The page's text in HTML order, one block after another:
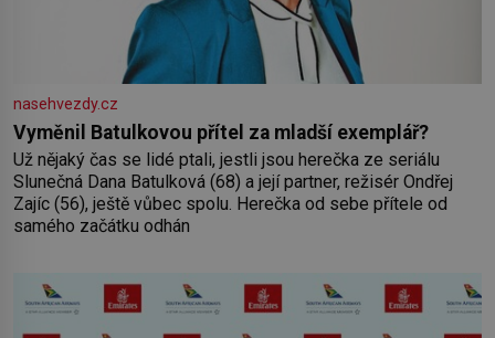
nasehvezdy.cz
Vyměnil Batulkovou přítel za mladší exemplář?
Už nějaký čas se lidé ptali, jestli jsou herečka ze seriálu
Slunečná Dana Batulková (68) a její partner, režisér Ondřej
Zajíc (56), ještě vůbec spolu. Herečka od sebe přítele od
samého začátku odhán